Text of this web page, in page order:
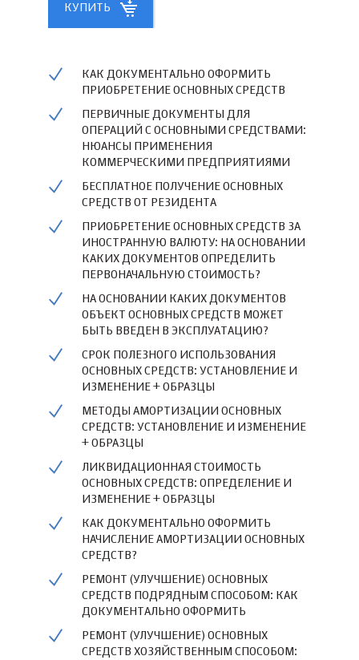
КУПИТЬ
КАК ДОКУМЕНТАЛЬНО ОФОРМИТЬ
ПРИОБРЕТЕНИЕ ОСНОВНЫХ СРЕДСТВ
ПЕРВИЧНЫЕ ДОКУМЕНТЫ ДЛЯ
ОПЕРАЦИЙ С ОСНОВНЫМИ СРЕДСТВАМИ:
НЮАНСЫ ПРИМЕНЕНИЯ
КОММЕРЧЕСКИМИ ПРЕДПРИЯТИЯМИ
БЕСПЛАТНОЕ ПОЛУЧЕНИЕ ОСНОВНЫХ
СРЕДСТВ ОТ РЕЗИДЕНТА
ПРИОБРЕТЕНИЕ ОСНОВНЫХ СРЕДСТВ ЗА
ИНОСТРАННУЮ ВАЛЮТУ: НА ОСНОВАНИИ
КАКИХ ДОКУМЕНТОВ ОПРЕДЕЛИТЬ
ПЕРВОНАЧАЛЬНУЮ СТОИМОСТЬ?
НА ОСНОВАНИИ КАКИХ ДОКУМЕНТОВ
ОБЪЕКТ ОСНОВНЫХ СРЕДСТВ МОЖЕТ
БЫТЬ ВВЕДЕН В ЭКСПЛУАТАЦИЮ?
СРОК ПОЛЕЗНОГО ИСПОЛЬЗОВАНИЯ
ОСНОВНЫХ СРЕДСТВ: УСТАНОВЛЕНИЕ И
ИЗМЕНЕНИЕ + ОБРАЗЦЫ
МЕТОДЫ АМОРТИЗАЦИИ ОСНОВНЫХ
СРЕДСТВ: УСТАНОВЛЕНИЕ И ИЗМЕНЕНИЕ
+ ОБРАЗЦЫ
ЛИКВИДАЦИОННАЯ СТОИМОСТЬ
ОСНОВНЫХ СРЕДСТВ: ОПРЕДЕЛЕНИЕ И
ИЗМЕНЕНИЕ + ОБРАЗЦЫ
КАК ДОКУМЕНТАЛЬНО ОФОРМИТЬ
НАЧИСЛЕНИЕ АМОРТИЗАЦИИ ОСНОВНЫХ
СРЕДСТВ?
РЕМОНТ (УЛУЧШЕНИЕ) ОСНОВНЫХ
СРЕДСТВ ПОДРЯДНЫМ СПОСОБОМ: КАК
ДОКУМЕНТАЛЬНО ОФОРМИТЬ
РЕМОНТ (УЛУЧШЕНИЕ) ОСНОВНЫХ
СРЕДСТВ ХОЗЯЙСТВЕННЫМ СПОСОБОМ: